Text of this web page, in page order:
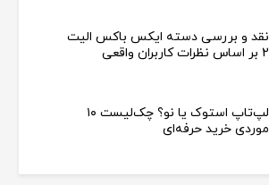
نقد و بررسی دسته ایکس باکس الیت
2 بر اساس نظرات کاربران واقعی
لپ‌تاپ استوک یا نو؟ چک‌لیست ۱۰
موردی خرید حرفه‌ای